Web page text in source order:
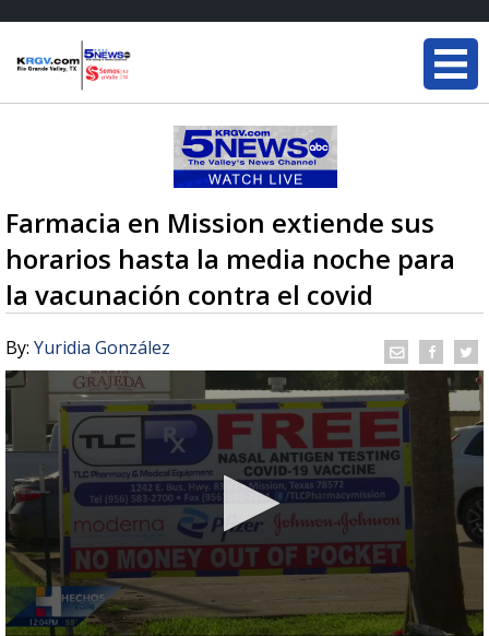
Farmacia en Mission extiende sus
horarios hasta la media noche para
la vacunación contra el covid
By: Yuridia González